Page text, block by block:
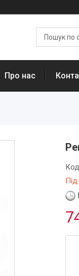
Про нас